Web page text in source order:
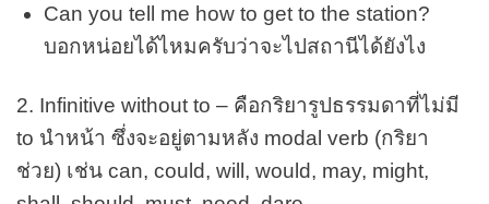
Can you tell me how to get to the station?
บอกหน่อยได้ไหมครับว่าจะไปสถานีได้ยังไง
2. Infinitive without to – คือกริยารูปธรรมดาที่ไม่มี
to นำหน้า ซึ่งจะอยู่ตามหลัง modal verb (กริยา
ช่วย) เช่น can, could, will, would, may, might,